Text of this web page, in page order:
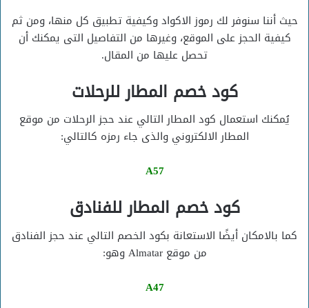
حيث أننا سنوفر لك رموز الاكواد وكيفية تطبيق كل منها، ومن ثم
كيفية الحجز على الموقع، وغيرها من التفاصيل التى يمكنك أن
تحصل عليها من المقال.
كود خصم المطار للرحلات
يُمكنك استعمال كود المطار التالي عند حجز الرحلات من موقع
المطار الالكتروني والذى جاء رمزه كالتالي:
A57
كود خصم المطار للفنادق
كما بالامكان أيضًا الاستعانة بكود الخصم التالي عند حجز الفنادق
من موقع Almatar وهو:
A47